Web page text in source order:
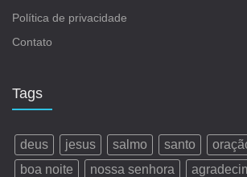
Política de privacidade
Contato
Tags
deus jesus salmo santo
boa noite
nossa senhora